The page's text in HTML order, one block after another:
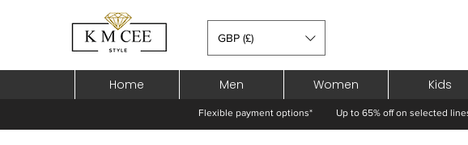
GBP (£)
Home Men Women Kids
Flexible payment options* Up to 65% off on selected